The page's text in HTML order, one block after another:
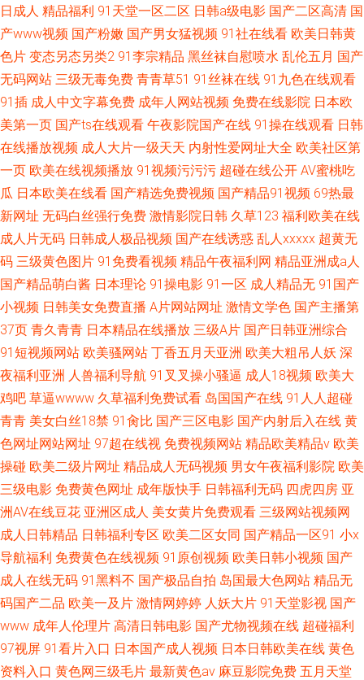
日成人 精品福利 91天堂一区二区 日韩a级电影 国产二区高清 国
产www视频 国产粉嫩 国产男女猛视频 91社在线看 欧美日韩黄
色片 变态另态另类2 91李宗精品 黑丝袜自慰喷水 乱伦五月 国产
无码网站 三级无毒免费 青青草51 91丝袜在线 91九色在线观看
91插 成人中文字幕免费 成年人网站视频 免费在线影院 日本欧
美第一页 国产ts在线观看 午夜影院国产在线 91操在线观看 日韩
在线播放视频 成人大片一级天天 内射性爱网址大全 欧美社区第
一页 欧美在线视频播放 91视频污污污 超碰在线公开 AV蜜桃吃
瓜 日本欧美在线看 国产精选免费视频 国产精品91视频 69热最
新网址 无码白丝强行免费 激情影院日韩 久草123 福利欧美在线
成人片无码 日韩成人极品视频 国产在线诱惑 乱人xxxxx 超黄无
码 三级黄色图片 91免费看视频 精品午夜福利网 精品亚洲成a人
国产精品萌白酱 日本理论 91操电影 91一区 成人精品无 91国产
小视频 日韩美女免费直播 A片网站网址 激情文学色 国产主播第
37页 青久青青 日本精品在线播放 三级A片 国产日韩亚洲综合
91短视频网站 欧美骚网站 丁香五月天亚洲 欧美大粗吊人妖 深
夜福利亚洲 人兽福利导航 91叉叉操小骚逼 成人18视频 欧美大
鸡吧 草逼wwww 久草福利免费试看 岛国国产在线 91人人超碰
青青 美女白丝18禁 91肏比 国产三区电影 国产内射后入在线 黄
色网址网站网址 97超在线视 免费视频网站 精品欧美精品v 欧美
操碰 欧美二级片网址 精品成人无码视频 男女午夜福利影院 欧美
三级电影 免费黄色网址 成年版快手 日韩福利无码 四虎四房 亚
洲AV在线豆花 亚洲区成人 美女黄片免费观看 三级网站视频网
成人日韩精品 日韩福利专区 欧美二区女同 国产精品一区91 小x
导航福利 免费黄色在线视频 91原创视频 欧美日韩小视频 国产
成人在线无码 91黑料不 国产极品自拍 岛国最大色网站 精品无
码国产二品 欧美一及片 激情网婷婷 人妖大片 91天堂影视 国产
www 成年人伦理片 高清日韩电影 国产尤物视频在线 超碰福利
97视屏 91看片入口 日本国产成人视频 日本日韩欧美在线 黄色
资料入口 黄色网三级毛片 最新黄色av 麻豆影院免费 五月天堂